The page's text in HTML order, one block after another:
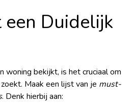
een Duidelijk
woning bekijkt, is het cruciaal om
Maak een lijst van je must-
. Denk hierbij aan: